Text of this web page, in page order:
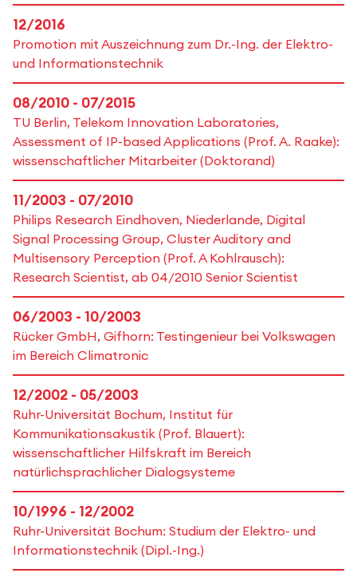
12/2016
Promotion mit Auszeichnung zum Dr.-Ing. der Elektro-
und Informationstechnik
08/2010 - 07/2015
TU Berlin, Telekom Innovation Laboratories,
Assessment of IP-based Applications (Prof. A. Raake):
wissenschaftlicher Mitarbeiter (Doktorand)
11/2003 - 07/2010
Philips Research Eindhoven, Niederlande, Digital
Signal Processing Group, Cluster Auditory and
Multisensory Perception (Prof. A Kohlrausch):
Research Scientist, ab 04/2010 Senior Scientist
06/2003 - 10/2003
Rücker GmbH, Gifhorn: Testingenieur bei Volkswagen
im Bereich Climatronic
12/2002 - 05/2003
Ruhr-Universität Bochum, Institut für
Kommunikationsakustik (Prof. Blauert):
wissenschaftlicher Hilfskraft im Bereich
natürlichsprachlicher Dialogsysteme
10/1996 - 12/2002
Ruhr-Universität Bochum: Studium der Elektro- und
Informationstechnik (Dipl.-Ing.)